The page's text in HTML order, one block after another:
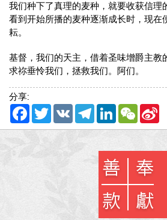
我们种下了真理的麦种，就要收获信理
看到开始所播的麦种逐渐成长时，现在
耘。
基督，我们的天主，借着圣味增爵主教
求祢垂怜我们，拯救我们。阿们。
分享:
Facebook
TwitterVK TelegramLinkedInWeChat